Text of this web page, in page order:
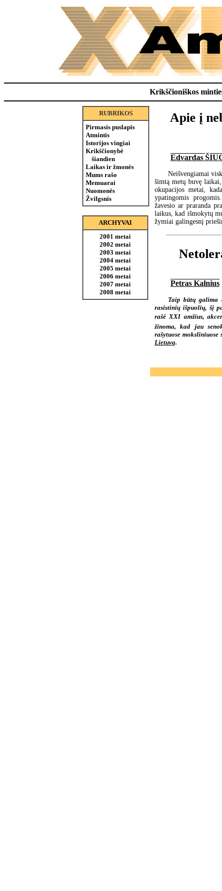
Krikščioniškos
RUBRIKOS
Pirmasis puslapis
Atmintis
Istorijos vingiai
Krikščionybė
šiandien
Laikas ir žmonės
Mums rašo
Memuarai
Nuomonės
Žvilgsnis
ARCHYVAI
2001 metai
2002 metai
2003 metai
2004 metai
2005 metai
2006 metai
2007 metai
2008 metai
Apie į
Edvardas
Neišvengiamai
šimtą metų buvę
okupacijos metai,
ypatingomis
žavesio ar praranda
laikus, kad išmokytų
žymiai galingesnį
Petras Kalnius
Taip būtų galima
rasistinių išpuolių, šį
rašė XXI amžius,
žinoma, kad jau
rašytuose
Lietuvą.